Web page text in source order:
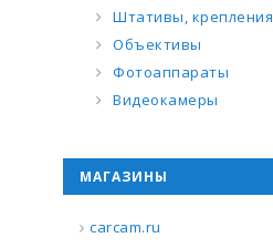
Штативы, крепления
Объективы
Фотоаппараты
Видеокамеры
МАГАЗИНЫ
carcam.ru